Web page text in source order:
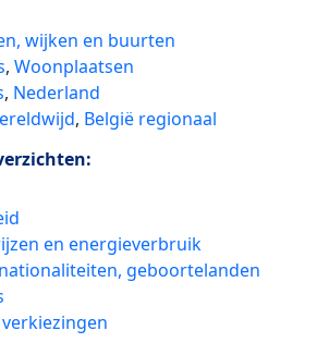
wijken en buurten
,Woonplaatsen
, Nederland
, België regionaal
en energieverbruik
geboortelanden